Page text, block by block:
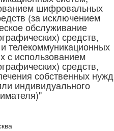
шифровальных
(за исключением
обслуживание
средств,
телекоммуникационных
с использованием
средств,
собственных нужд
индивидуального